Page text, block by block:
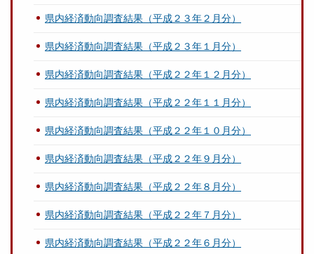
県内経済動向調査結果（平成２３年２月分）
県内経済動向調査結果（平成２３年１月分）
県内経済動向調査結果（平成２２年１２月分）
県内経済動向調査結果（平成２２年１１月分）
県内経済動向調査結果（平成２２年１０月分）
県内経済動向調査結果（平成２２年９月分）
県内経済動向調査結果（平成２２年８月分）
県内経済動向調査結果（平成２２年７月分）
県内経済動向調査結果（平成２２年６月分）